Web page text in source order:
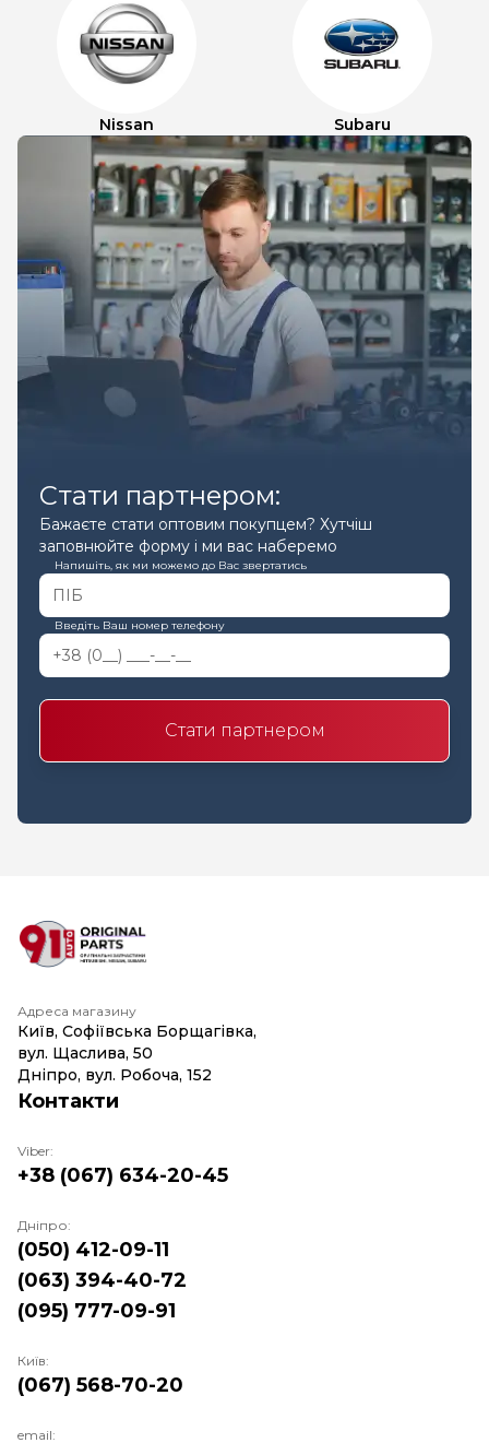
Nissan Subaru
Стати партнером:
Бажаєте стати оптовим покупцем? Хутчіш
заповнюйте форму і ми вас наберемо
Напишіть, як ми можемо до Вас звертатись
Введіть Ваш номер телефону
Стати партнером
Адреса магазину
Київ, Софіївська Борщагівка,
вул. Щаслива, 50
Дніпро, вул. Робоча, 152
Контакти
Viber:
+38 (067) 634-20-45
Дніпро:
(050) 412-09-11
(063) 394-40-72
(095) 777-09-91
Київ:
(067) 568-70-20
email: